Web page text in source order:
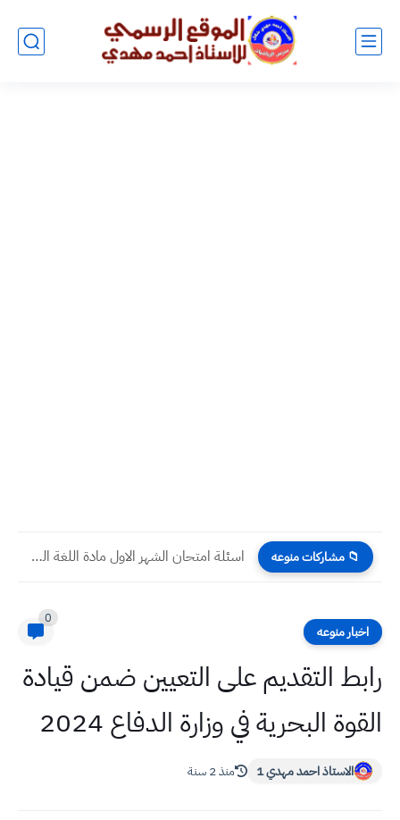
📁 مشاركات منوعه اسئلة امتحان الشهر الاول مادة اللغة العربية صف السادس الاعدادي
اخبار منوعه
0
رابط التقديم على التعيين ضمن قيادة
القوة البحرية في وزارة الدفاع 2024
الاستاذ احمد مهدي 1 منذ 2 سنة